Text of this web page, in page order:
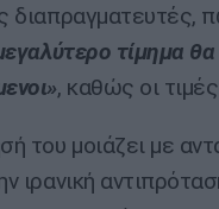
διαπραγματευτές,
τίμημα
, καθώς οι
του μοιάζει με
ιρανική